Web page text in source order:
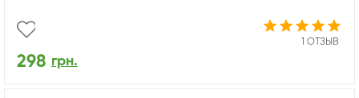
1 ОТЗЫВ
298 грн.